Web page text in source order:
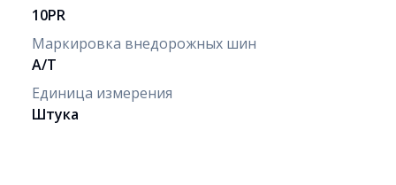
10PR
Маркировка внедорожных шин
A/T
Единица измерения
Штука